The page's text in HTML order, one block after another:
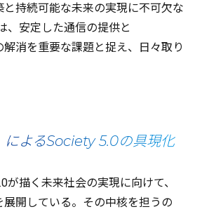
と持続可能な未来の実現に不可欠な
、 安定 した通信の提供と
解消を重要な課題と捉え、日々取り
によるSociety 5.0の具現化
が描く未来社会の実現に向けて、
展開 している。その中核を担うの